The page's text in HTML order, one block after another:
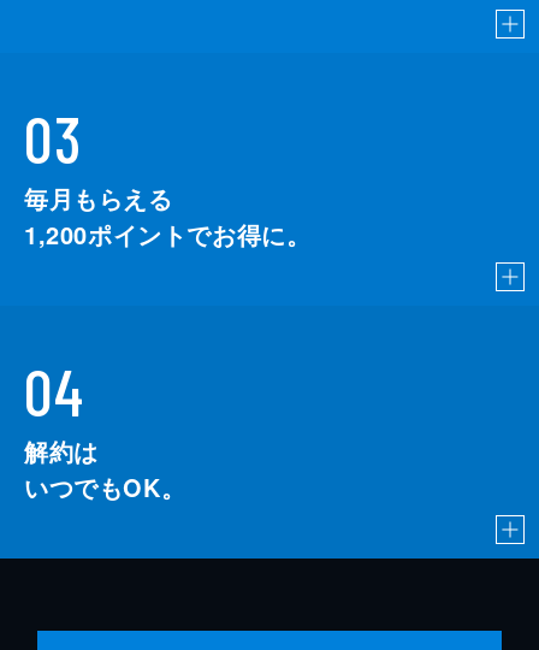
03
毎月もらえる
1,200ポイントでお得に。
04
解約は
いつでもOK。